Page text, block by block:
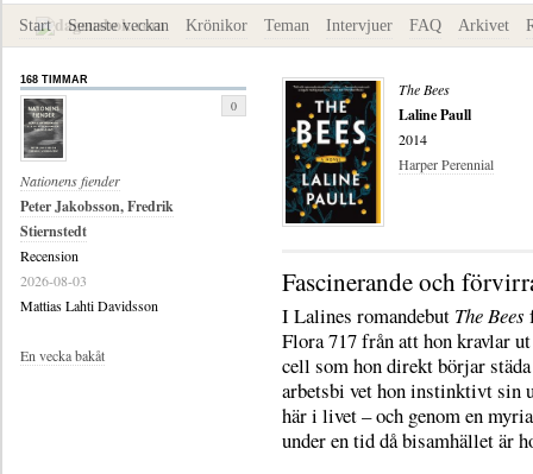
Start Senaste veckan Krönikor Teman Intervjuer FAQ Arkivet
The Bees
Laline Paull
2014
Harper Perennial
Fascinerande och
I Lalines romandebut The Bees
Flora 717 från att hon kravlar
cell som hon direkt börjar
arbetsbi vet hon instinktivt sin
här i livet – och genom en
under en tid då bisamhället är
168 TIMMAR
Nationens fiender
Peter Jakobsson, Fredrik
Stiernstedt
Recension
2026-08-03
Mattias Lahti Davidsson
0
En vecka bakåt